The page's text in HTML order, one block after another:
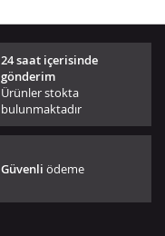
24 saat içerisinde
gönderim
Ürünler stokta
bulunmaktadır
Güvenliödeme